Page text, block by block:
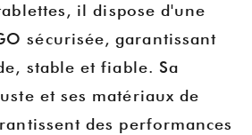
il dispose d'une
sécurisée, garantissant
stable et fiable. Sa
et ses matériaux de
des performances